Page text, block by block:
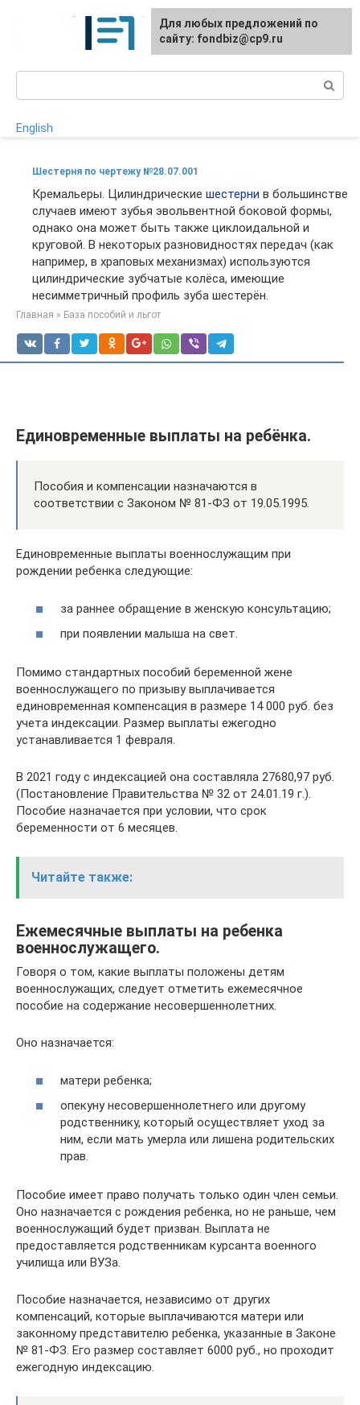
English
Шестерня по чертежу №28.07.001
Кремальеры. Цилиндрические шестерни в большинстве
случаев имеют зубья эвольвентной боковой формы,
однако она может быть также циклоидальной и
круговой. В некоторых разновидностях передач (как
например, в храповых механизмах) используются
цилиндрические зубчатые колёса, имеющие
несимметричный профиль зуба шестерён.
Главная » База пособий и льгот
Единовременные выплаты на ребёнка.
Пособия и компенсации назначаются в
соответствии с Законом № 81-ФЗ от 19.05.1995.
Единовременные выплаты военнослужащим при
рождении ребенка следующие:
за раннее обращение в женскую консультацию;
при появлении малыша на свет.
Помимо стандартных пособий беременной жене
военнослужащего по призыву выплачивается
единовременная компенсация в размере 14 000 руб. без
учета индексации. Размер выплаты ежегодно
устанавливается 1 февраля.
В 2021 году с индексацией она составляла 27680,97 руб.
(Постановление Правительства № 32 от 24.01.19 г.).
Пособие назначается при условии, что срок
беременности от 6 месяцев.
Читайте также:
Ежемесячные выплаты на ребенка
военнослужащего.
Говоря о том, какие выплаты положены детям
военнослужащих, следует отметить ежемесячное
пособие на содержание несовершеннолетних.
Оно назначается:
матери ребенка;
опекуну несовершеннолетнего или другому
родственнику, который осуществляет уход за
ним, если мать умерла или лишена родительских
прав.
Пособие имеет право получать только один член семьи.
Оно назначается с рождения ребенка, но не раньше, чем
военнослужащий будет призван. Выплата не
предоставляется родственникам курсанта военного
училища или ВУЗа.
Пособие назначается, независимо от других
компенсаций, которые выплачиваются матери или
законному представителю ребенка, указанные в Законе
№ 81-ФЗ. Его размер составляет 6000 руб., но проходит
ежегодную индексацию.
Для любых предложений по
сайту: fondbiz@cp9.ru